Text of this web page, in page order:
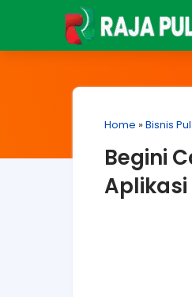
Home »Bisnis
Begini